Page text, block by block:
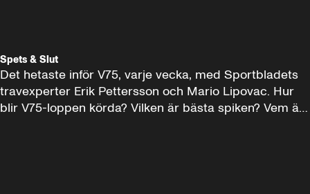
Spets & Slut
Det hetaste inför V75, varje vecka, med Sportbladets
travexperter Erik Pettersson och Mario Lipovac. Hur
blir V75-loppen körda? Vilken är bästa spiken? Vem är